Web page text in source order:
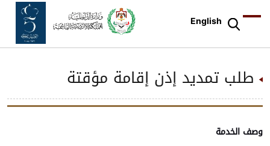
English
طلب تمديد إذن إقامة مؤقتة
وصف الخدمة